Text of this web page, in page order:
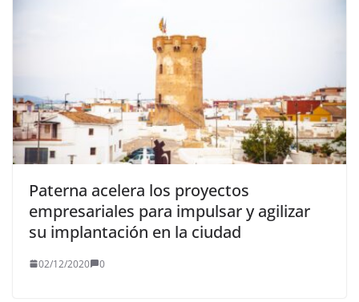
Paterna acelera los proyectos
empresariales para impulsar y agilizar
su implantación en la ciudad
02/12/2020 0